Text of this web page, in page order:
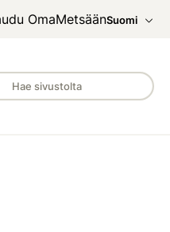
OmaMetsäänSuomi